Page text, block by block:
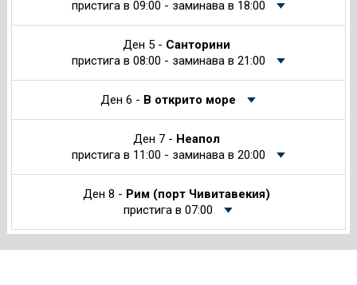
пристига в 09:00 - заминава в 18:00
Ден 5 - Санторини
пристига в 08:00 - заминава в 21:00
Ден 6 - В открито море
Ден 7 - Неапол
пристига в 11:00 - заминава в 20:00
Ден 8 - Рим (порт Чивитавекия)
пристига в 07:00